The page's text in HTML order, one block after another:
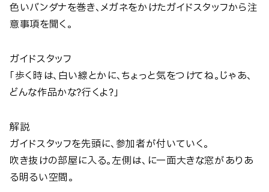
色いバンダナを巻き、メガネをかけたガイドスタッフから注
意事項を聞く。
ガイドスタッフ
「歩く時は、白い線とかに、ちょっと気をつけてね。じゃあ、
どんな作品かな？行くよ？」
解説
ガイドスタッフを先頭に、参加者が付いていく。
吹き抜けの部屋に入る。左側は、に一面大きな窓がありあ
る明るい空間。